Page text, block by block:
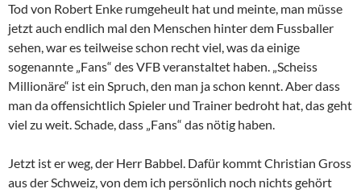
Tod von Robert Enke rumgeheult hat und meinte, man müsse
jetzt auch endlich mal den Menschen hinter dem Fussballer
sehen, war es teilweise schon recht viel, was da einige
sogenannte „Fans“ des VFB veranstaltet haben. „Scheiss
Millionäre“ ist ein Spruch, den man ja schon kennt. Aber dass
man da offensichtlich Spieler und Trainer bedroht hat, das geht
viel zu weit. Schade, dass „Fans“ das nötig haben.
Jetzt ist er weg, der Herr Babbel. Dafür kommt Christian Gross
aus der Schweiz, von dem ich persönlich noch nichts gehört